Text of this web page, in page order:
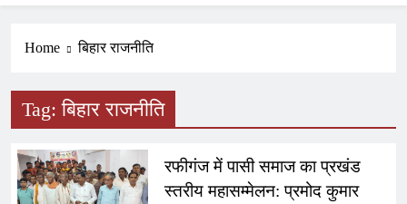
Home बिहार राजनीति
Tag:बिहार राजनीति
रफीगंज में पासी समाज का प्रखंड
स्तरीय महासम्मेलन: प्रमोद कुमार